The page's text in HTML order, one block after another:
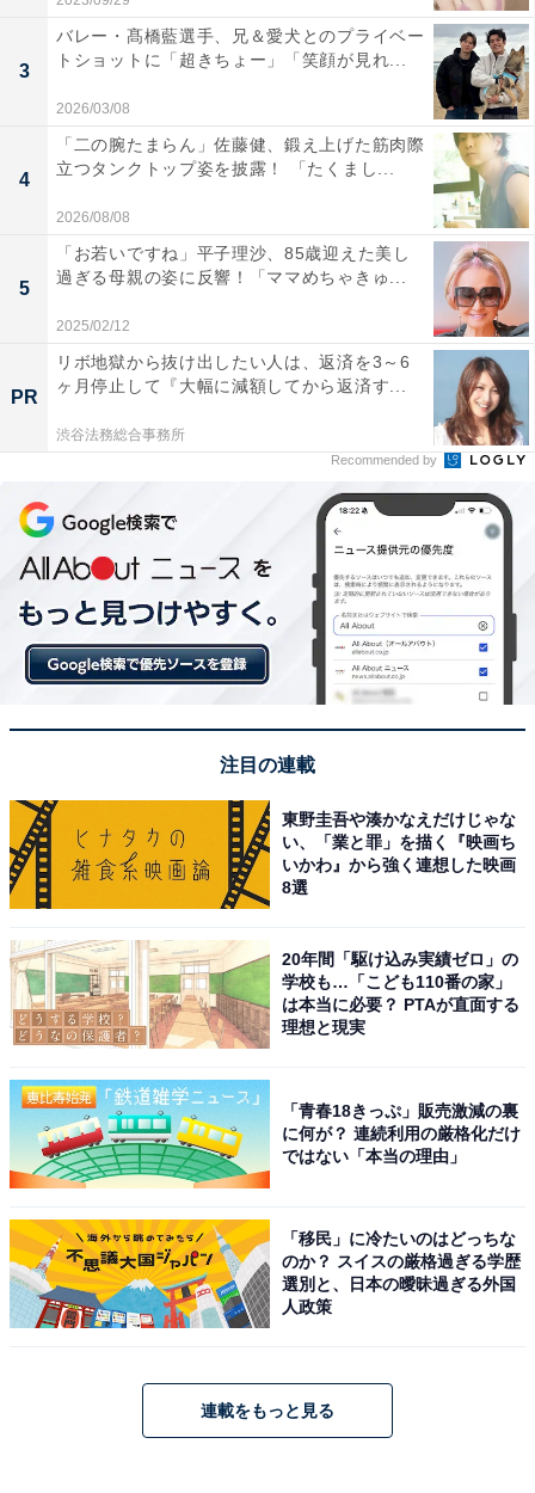
3
バレー・髙橋藍選手、兄＆愛犬とのプライベー
トショットに「超きちょー」「笑顔が見れ...
2026/03/08
4
「二の腕たまらん」佐藤健、鍛え上げた筋肉際
立つタンクトップ姿を披露！ 「たくまし...
2026/08/08
5
「お若いですね」平子理沙、85歳迎えた美し
過ぎる母親の姿に反響！「ママめちゃきゅ...
2025/02/12
PR
リボ地獄から抜け出したい人は、返済を3～6
ヶ月停止して『大幅に減額してから返済す...
渋谷法務総合事務所
Recommended by
注目の連載
東野圭吾や湊かなえだけじゃな
い、「業と罪」を描く『映画ち
いかわ』から強く連想した映画
8選
20年間「駆け込み実績ゼロ」の
学校も…「こども110番の家」
は本当に必要？ PTAが直面する
理想と現実
「青春18きっぷ」販売激減の裏
に何が？ 連続利用の厳格化だけ
ではない「本当の理由」
「移民」に冷たいのはどっちな
のか？ スイスの厳格過ぎる学歴
選別と、日本の曖昧過ぎる外国
人政策
連載をもっと見る